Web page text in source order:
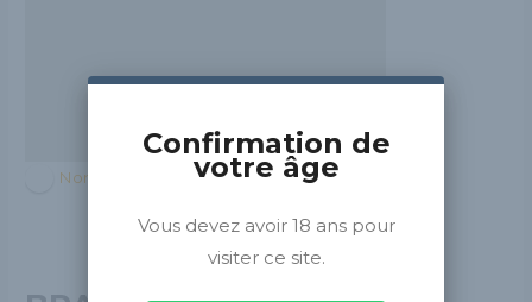
Normandie
Confirmation de
votre âge
Vous devez avoir 18 ans pour
visiter ce site.